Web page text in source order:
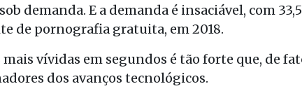
demanda. E a demanda é insaciável, com
de pornografia gratuita, em 2018.
mais vívidas em segundos é tão forte que, de
dos avanços tecnológicos.